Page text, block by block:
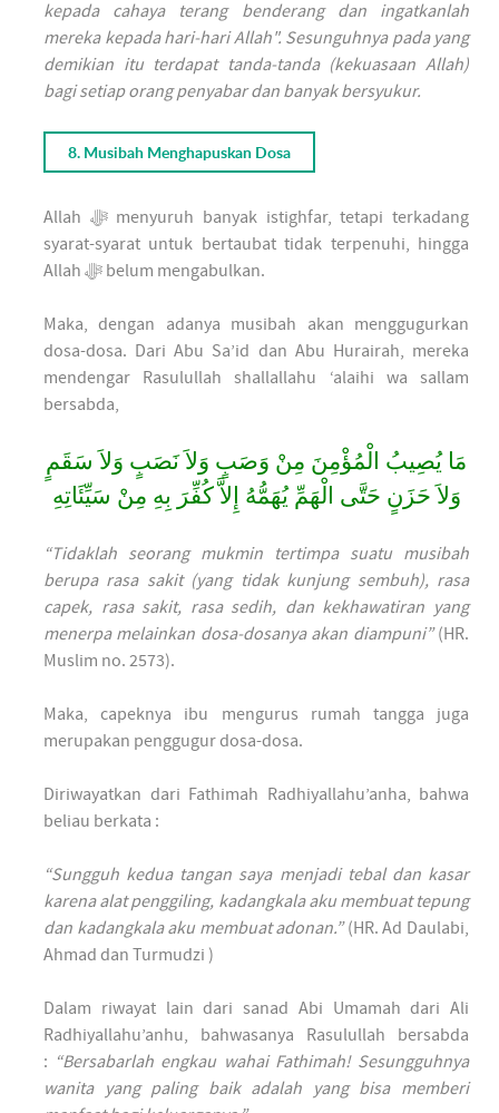
kepada cahaya terang benderang dan ingatkanlah
mereka kepada hari-hari Allah". Sesunguhnya pada yang
demikian itu terdapat tanda-tanda (kekuasaan Allah)
bagi setiap orang penyabar dan banyak bersyukur.
8. Musibah Menghapuskan Dosa
Allah ﷻ menyuruh banyak istighfar, tetapi terkadang
syarat-syarat untuk bertaubat tidak terpenuhi, hingga
Allah ﷻ belum mengabulkan.
Maka, dengan adanya musibah akan menggugurkan
dosa-dosa. Dari Abu Sa’id dan Abu Hurairah, mereka
mendengar Rasulullah shallallahu ‘alaihi wa sallam
bersabda,
مَا يُصِيبُ الْمُؤْمِنَ مِنْ وَصَبٍ وَلاَ نَصَبٍ وَلاَ سَقَمٍ
وَلاَ حَزَنٍ حَتَّى الْهَمِّ يُهَمُّهُ إِلاَّ كُفِّرَ بِهِ مِنْ سَيِّئَاتِهِ
“Tidaklah seorang mukmin tertimpa suatu musibah
berupa rasa sakit (yang tidak kunjung sembuh), rasa
capek, rasa sakit, rasa sedih, dan kekhawatiran yang
menerpa melainkan dosa-dosanya akan diampuni”(HR.
Muslim no. 2573).
Maka, capeknya ibu mengurus rumah tangga juga
merupakan penggugur dosa-dosa.
Diriwayatkan dari Fathimah Radhiyallahu’anha, bahwa
beliau berkata :
“Sungguh kedua tangan saya menjadi tebal dan kasar
karena alat penggiling, kadangkala aku membuat tepung
dan kadangkala aku membuat adonan.”(HR. Ad Daulabi,
Ahmad dan Turmudzi )
Dalam riwayat lain dari sanad Abi Umamah dari Ali
Radhiyallahu’anhu, bahwasanya Rasulullah bersabda
: “Bersabarlah engkau wahai Fathimah! Sesungguhnya
wanita yang paling baik adalah yang bisa memberi